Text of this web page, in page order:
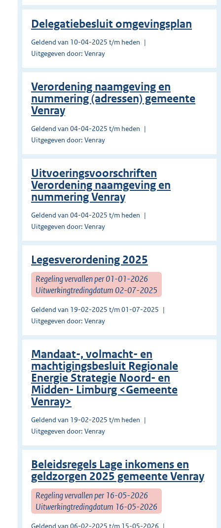
Delegatiebesluit omgevingsplan
Geldend van 10-04-2025 t/m heden
Uitgegeven door: Venray
Verordening naamgeving en
nummering (adressen) gemeente
Venray
Geldend van 04-04-2025 t/m heden
Uitgegeven door: Venray
Uitvoeringsvoorschriften
Verordening naamgeving en
nummering Venray
Geldend van 04-04-2025 t/m heden
Uitgegeven door: Venray
Legesverordening 2025
Regeling vervallen per 01-01-2026
Uitwerkingtredingdatum 02-07-2025
Geldend van 19-02-2025 t/m 01-07-2025
Uitgegeven door: Venray
Mandaat-, volmacht- en
machtigingsbesluit Regionale
Energie Strategie Noord- en
Midden- Limburg <Gemeente
Venray>
Geldend van 19-02-2025 t/m heden
Uitgegeven door: Venray
Beleidsregels Lage inkomens en
geldzorgen 2025 gemeente Venray
Regeling vervallen per 16-05-2026
Uitwerkingtredingdatum 16-05-2026